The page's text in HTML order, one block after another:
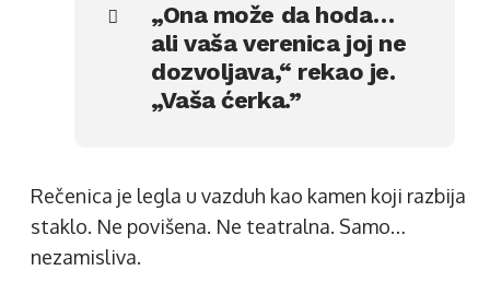
„Ona može da hoda…
ali vaša verenica joj ne
dozvoljava,“ rekao je.
„Vaša ćerka.”
Rečenica je legla u vazduh kao kamen koji razbija
staklo. Ne povišena. Ne teatralna. Samo…
nezamisliva.